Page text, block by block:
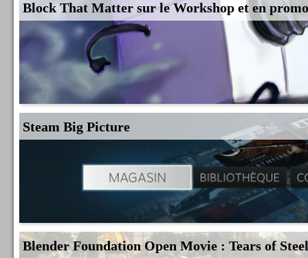
Block That Matter sur le Workshop et en
Steam Big Picture
Blender Foundation Open Movie : Tears of